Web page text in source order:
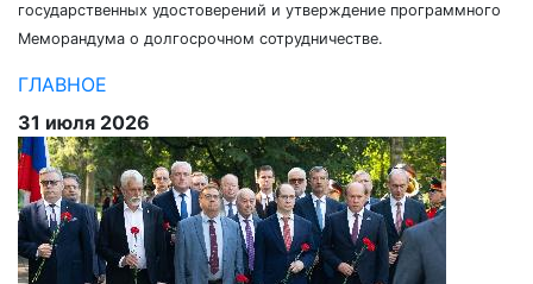
государственных удостоверений и утверждение программного
Меморандума о долгосрочном сотрудничестве.
ГЛАВНОЕ
31 июля 2026